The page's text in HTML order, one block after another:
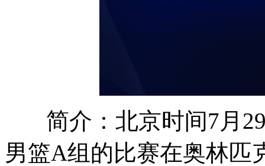
简介：北京时间7月
男篮A组的比赛在奥林匹